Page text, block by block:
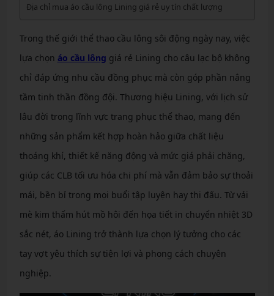
Địa chỉ mua áo cầu lông Lining giá rẻ uy tín chất lượng
Trong thế giới thể thao cầu lông sôi động ngày nay, việc
lựa chọn áo cầu lông giá rẻ Lining cho câu lạc bộ không
chỉ đáp ứng nhu cầu đồng phục mà còn góp phần nâng
tầm tinh thần đồng đội. Thương hiệu Lining, với lịch sử
lâu đời trong lĩnh vực trang phục thể thao, mang đến
những sản phẩm kết hợp hoàn hảo giữa chất liệu
thoáng khí, thiết kế năng động và mức giá phải chăng,
giúp các CLB tối ưu hóa chi phí mà vẫn đảm bảo sự thoải
mái, bền bỉ trong mọi buổi tập luyện hay thi đấu. Từ vải
mè kim thấm hút mồ hôi đến họa tiết in chuyển nhiệt 3D
sắc nét, áo Lining trở thành lựa chọn lý tưởng cho các
tay vợt yêu thích sự tiện lợi và phong cách chuyên
nghiệp.